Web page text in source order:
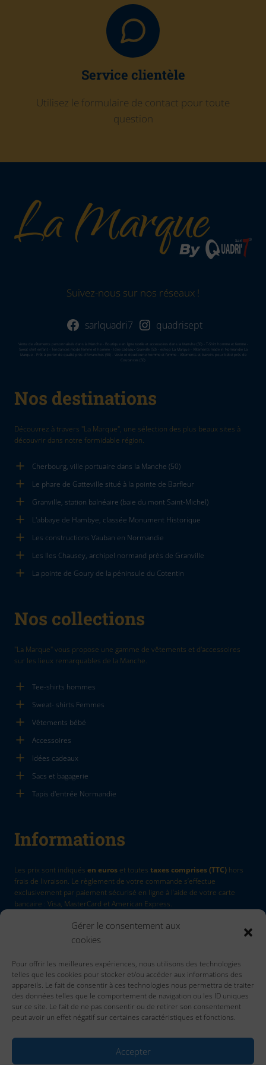
Gérer le consentement aux
cookies
Pour offrir les meilleures expériences, nous utilisons des technologies
telles que les cookies pour stocker et/ou accéder aux informations des
appareils. Le fait de consentir à ces technologies nous permettra de traiter
des données telles que le comportement de navigation ou les ID uniques
sur ce site. Le fait de ne pas consentir ou de retirer son consentement
peut avoir un effet négatif sur certaines caractéristiques et fonctions.
Accepter
Service clientèle
Utilisez le formulaire de contact pour toute
question
Suivez-nous sur nos réseaux !
sarlquadri7 quadrisept
Vente de vêtements personnalisés dans la Manche - Boutique en ligne textile et accessoires dans la Manvhe (50) - T-Shirt homme et femme -
Sweat shirt enfant - Tendances mode femme et homme - Idée cadeaux Granville (50) - eshop La Marque - Vêtements made in Normandie La
Marque - Prêt à porter de qualité près d'Avranches (50) - Veste et doudoune homme et femme - Vêtements et bavoirs pour bébé près de
Coutances (50)
Nos destinations
Découvrez à travers "La Marque", une sélection des plus beaux sites à
découvrir dans notre formidable région.
Cherbourg, ville portuaire dans la Manche (50)
Le phare de Gatteville situé à la pointe de Barfleur
Granville, station balnéaire (baie du mont Saint-Michel)
L'abbaye de Hambye, classée Monument Historique
Les constructions Vauban en Normandie
Les Iles Chausey, archipel normand près de Granville
La pointe de Goury de la péninsule du Cotentin
Nos collections
"La Marque" vous propose une gamme de vêtements et d'accessoires
sur les lieux remarquables de la Manche.
Tee-shirts hommes
Sweat- shirts Femmes
Vêtements bébé
Accessoires
Idées cadeaux
Sacs et bagagerie
Tapis d'entrée Normandie
Informations
Les prix sont indiqués en euros et toutes taxes comprises (TTC) hors
frais de livraison. Le règlement de votre commande s’effectue
exclusivement par paiement sécurisé en ligne à l’aide de votre carte
bancaire : Visa, MasterCard et American Express.
by Quadri7
Contactez nous
Accueil